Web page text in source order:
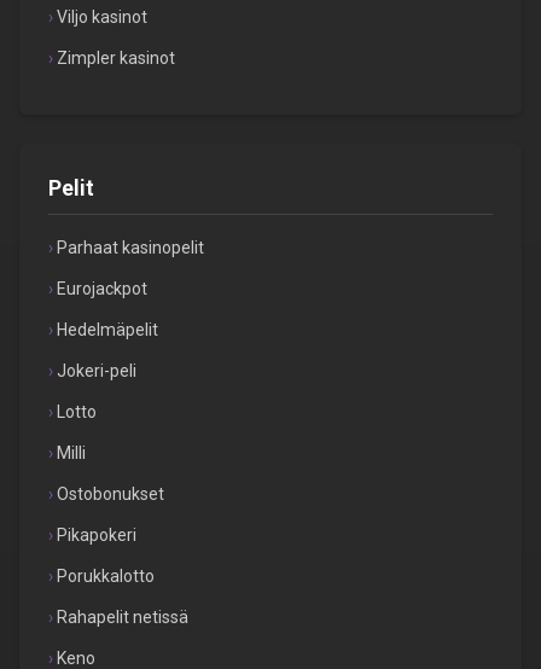
Viljo kasinot
Zimpler kasinot
Pelit
Parhaat kasinopelit
Eurojackpot
Hedelmäpelit
Jokeri-peli
Lotto
Milli
Ostobonukset
Pikapokeri
Porukkalotto
Rahapelit netissä
Keno